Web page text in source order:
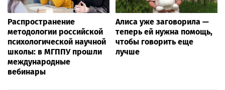
Распространение
методологии российской
психологической научной
школы: в МГППУ прошли
международные
вебинары
Алиса уже заговорила —
теперь ей нужна помощь,
чтобы говорить еще
лучше